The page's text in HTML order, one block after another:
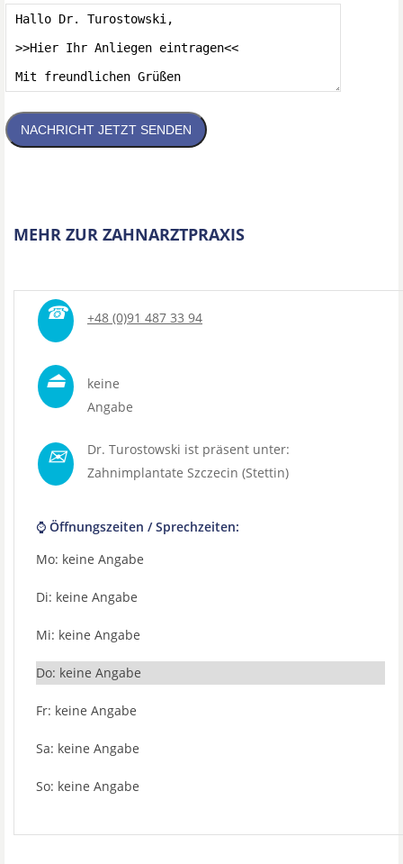
NACHRICHT JETZT SENDEN
MEHR ZUR ZAHNARZTPRAXIS
☎ +48 (0)91 487 33 94
⏏
keine
Angabe
✉
Dr. Turostowski ist präsent unter:
Zahnimplantate Szczecin (Stettin)
⌚ Öffnungszeiten / Sprechzeiten:
Mo: keine Angabe
Di: keine Angabe
Mi: keine Angabe
Do: keine Angabe
Fr: keine Angabe
Sa: keine Angabe
So: keine Angabe